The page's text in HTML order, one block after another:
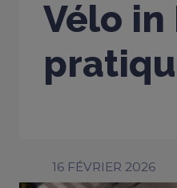
Vélo in
16 FÉVRIER 2026